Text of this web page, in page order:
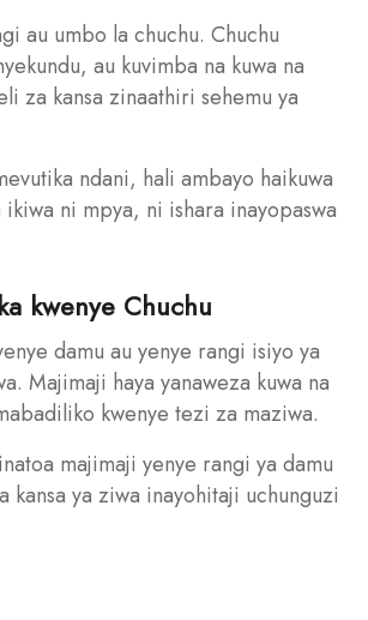
au umbo la chuchu. Chuchu
au kuvimba na kuwa na
za kansa zinaathiri sehemu ya
ndani, hali ambayo haikuwa
ni mpya, ni ishara inayopaswa
kwenye Chuchu
damu au yenye rangi isiyo ya
Majimaji haya yanaweza kuwa na
kwenye tezi za maziwa.
majimaji yenye rangi ya damu
kansa ya ziwa inayohitaji uchunguzi